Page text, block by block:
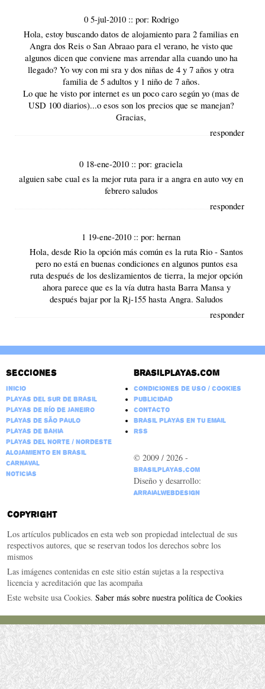
0 5-jul-2010 :: por: Rodrigo
Hola, estoy buscando datos de alojamiento para 2 familias en
Angra dos Reis o San Abraao para el verano, he visto que
algunos dicen que conviene mas arrendar alla cuando uno ha
llegado? Yo voy con mi sra y dos niñas de 4 y 7 años y otra
familia de 5 adultos y 1 niño de 7 años.
Lo que he visto por internet es un poco caro según yo (mas de
USD 100 diarios)...o esos son los precios que se manejan?
Gracias,
responder
0 18-ene-2010 ::por: graciela
alguien sabe cual es la mejor ruta para ir a angra en auto voy en
febrero saludos
responder
1 19-ene-2010 ::por:hernan
Hola, desde Rio la opción más común es la ruta Rio - Santos
pero no está en buenas condiciones en algunos puntos esa
ruta después de los deslizamientos de tierra, la mejor opción
ahora parece que es la vía dutra hasta Barra Mansa y
después bajar por la Rj-155 hasta Angra. Saludos
responder
Secciones
Inicio
Playas del Sur de Brasil
Playas de Río de Janeiro
Playas de São Paulo
Playas de Bahia
Playas del Norte / Nordeste
Alojamiento en Brasil
Carnaval
Noticias
Brasilplayas.com
Condiciones de Uso / Cookies
Publicidad
Contacto
Brasil Playas en tu email
RSS
© 2009 / 2026 -
BrasilPlayas.com
Diseño y desarrollo:
ArraialWebDesign
Copyright
Los artículos publicados en esta web son propiedad intelectual de sus
respectivos autores, que se reservan todos los derechos sobre los
mismos
Las imágenes contenidas en este sitio están sujetas a la respectiva
licencia y acreditación que las acompaña
Este website usa Cookies. Saber más sobre nuestra política de Cookies